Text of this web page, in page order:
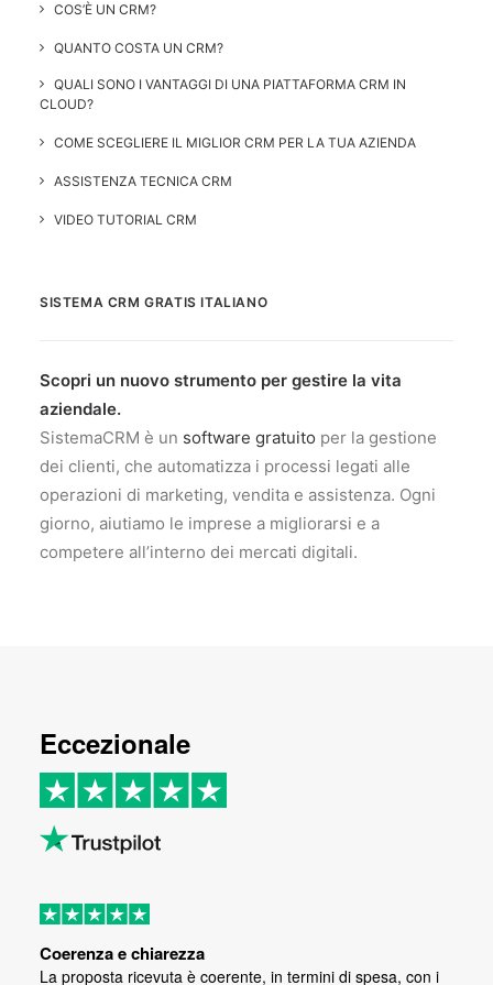
COS’È UN CRM?
QUANTO COSTA UN CRM?
QUALI SONO I VANTAGGI DI UNA PIATTAFORMA CRM IN
CLOUD?
COME SCEGLIERE IL MIGLIOR CRM PER LA TUA AZIENDA
ASSISTENZA TECNICA CRM
VIDEO TUTORIAL CRM
SISTEMA CRM GRATIS ITALIANO
Scopri un nuovo strumento per gestire la vita
aziendale.
SistemaCRM è un software gratuito per la gestione
dei clienti, che automatizza i processi legati alle
operazioni di marketing, vendita e assistenza. Ogni
giorno, aiutiamo le imprese a migliorarsi e a
competere all’interno dei mercati digitali.
Eccezionale
Coerenza e chiarezza
La proposta ricevuta è coerente, in termini di spesa, con i